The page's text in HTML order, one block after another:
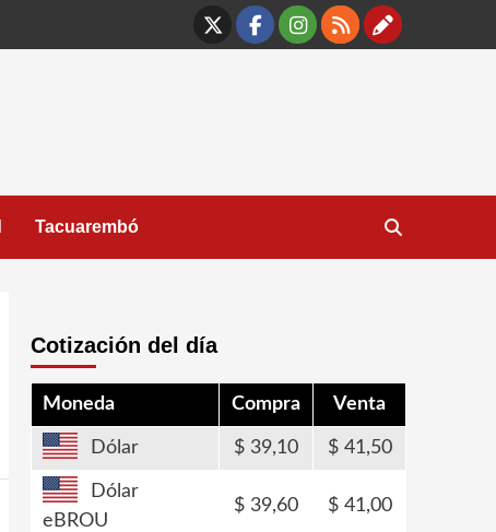
X Facebook
Instagram
RSS
Tacuarembó
Cotización del día
Moneda Compra Venta
Dólar 39,10 41,50
Dólar
eBROU
39,60 41,00